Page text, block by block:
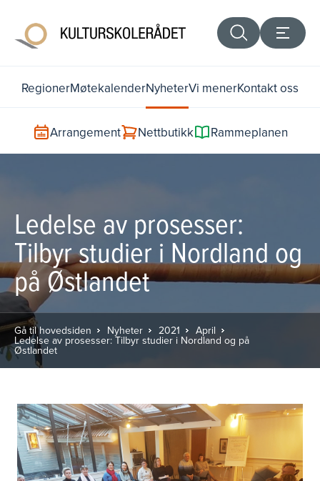
RegionerMøtekalenderNyheterVi menerKontakt oss
Arrangement Nettbutikk Rammeplanen
Ledelse av prosesser:
Tilbyr studier i Nordland og
på Østlandet
Gå til hovedsiden Nyheter 2021 April
Ledelse av prosesser: Tilbyr studier i Nordland og på
Østlandet